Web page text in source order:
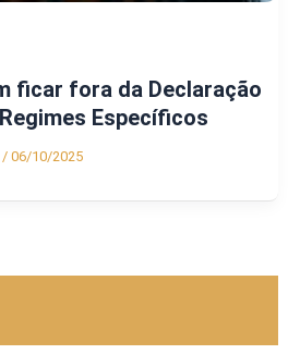
ficar fora da Declaração
Específicos
/ 06/10/2025